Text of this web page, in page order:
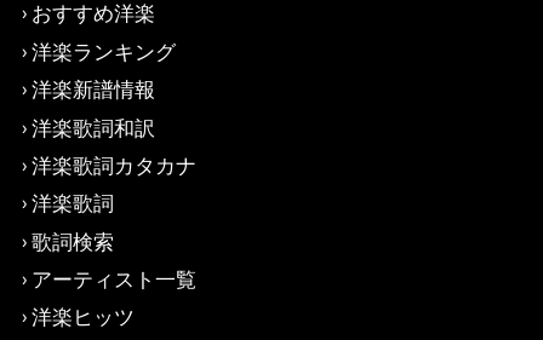
おすすめ洋楽
洋楽ランキング
洋楽新譜情報
洋楽歌詞和訳
洋楽歌詞カタカナ
洋楽歌詞
歌詞検索
アーティスト一覧
洋楽ヒッツ